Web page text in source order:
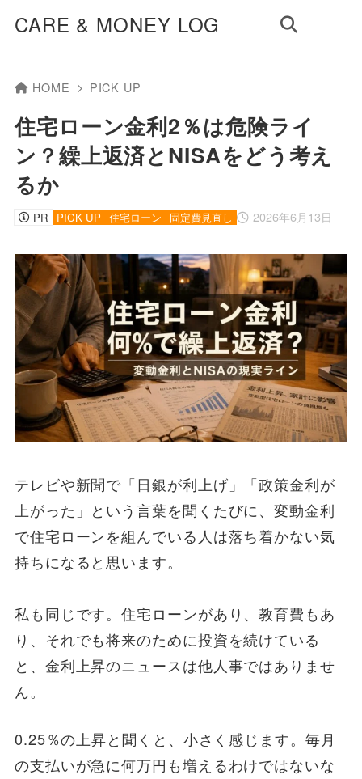
CARE & MONEY LOG
HOME PICK UP
住宅ローン金利2％は危険ライ
ン？繰上返済とNISAをどう考え
るか
PR 2026年6月13日
PICK UP 住宅ローン 固定費見直し
テレビや新聞で「日銀が利上げ」「政策金利が
上がった」という言葉を聞くたびに、変動金利
で住宅ローンを組んでいる人は落ち着かない気
持ちになると思います。
私も同じです。住宅ローンがあり、教育費もあ
り、それでも将来のために投資を続けている
と、金利上昇のニュースは他人事ではありませ
ん。
0.25％の上昇と聞くと、小さく感じます。毎月
の支払いが急に何万円も増えるわけではないな